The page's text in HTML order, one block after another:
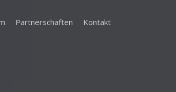
Partnerschaften Kontakt